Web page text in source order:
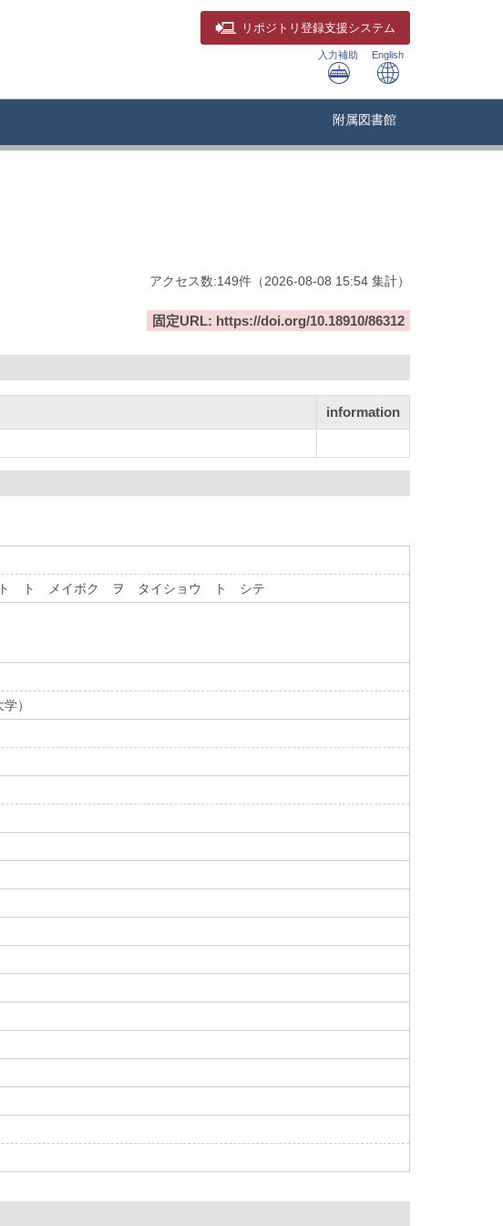
リポジトリ 登録支援システム
入力補助 English
附属図書館
アクセス数:149件 （2026-08-08 15:54 集計）
固定URL: https://doi.org/10.18910/86312
information
ト メイボク ヲ タイショウ ト シテ
）